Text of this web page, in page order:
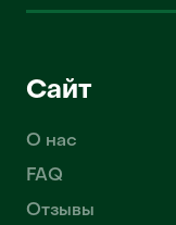
Сайт
О нас
FAQ
Отзывы